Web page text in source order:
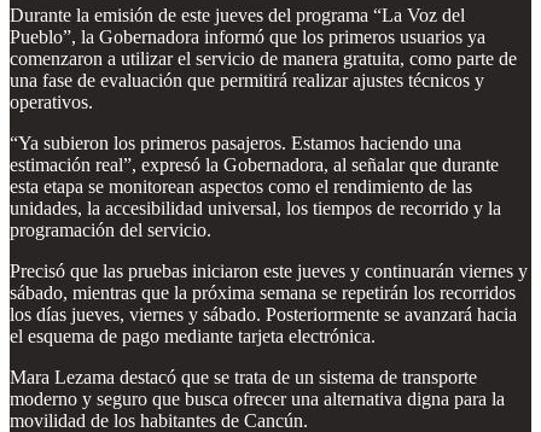
Durante la emisión de este jueves del programa “La Voz del
Pueblo”, la Gobernadora informó que los primeros usuarios ya
comenzaron a utilizar el servicio de manera gratuita, como parte de
una fase de evaluación que permitirá realizar ajustes técnicos y
operativos.
“Ya subieron los primeros pasajeros. Estamos haciendo una
estimación real”, expresó la Gobernadora, al señalar que durante
esta etapa se monitorean aspectos como el rendimiento de las
unidades, la accesibilidad universal, los tiempos de recorrido y la
programación del servicio.
Precisó que las pruebas iniciaron este jueves y continuarán viernes y
sábado, mientras que la próxima semana se repetirán los recorridos
los días jueves, viernes y sábado. Posteriormente se avanzará hacia
el esquema de pago mediante tarjeta electrónica.
Mara Lezama destacó que se trata de un sistema de transporte
moderno y seguro que busca ofrecer una alternativa digna para la
movilidad de los habitantes de Cancún.